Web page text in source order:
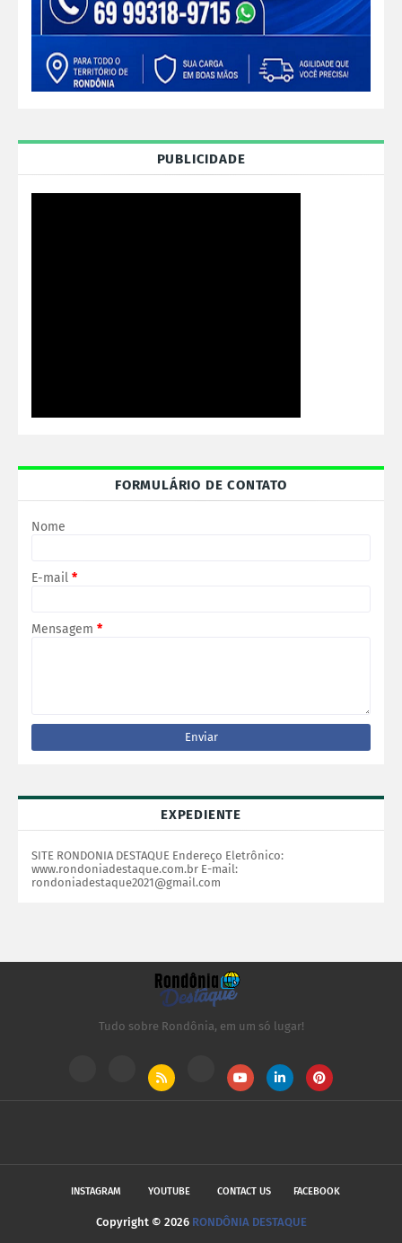
PUBLICIDADE
FORMULÁRIO DE CONTATO
Nome
E-mail *
Mensagem *
EXPEDIENTE
SITE RONDONIA DESTAQUE Endereço Eletrônico:
www.rondoniadestaque.com.br E-mail:
rondoniadestaque2021@gmail.com
Tudo sobre Rondônia, em um só lugar!
INSTAGRAM YOUTUBE CONTACT US FACEBOOK
Copyright © 2026 RONDÔNIA DESTAQUE